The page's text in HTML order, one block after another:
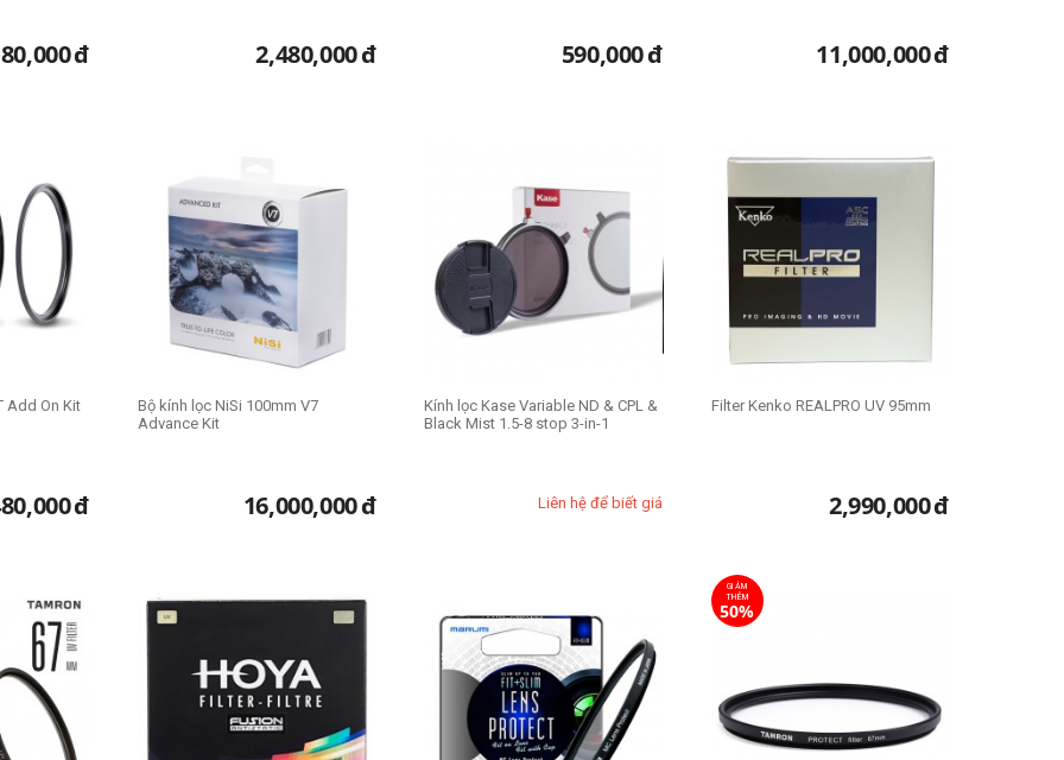
đ 2,480,000đ 590,000đ 11,000,000đ
Add On Kit
đ
Bộ kính lọc NiSi 100mm V7
Advance Kit
16,000,000đ
Kính lọc Kase Variable ND & CPL &
Black Mist 1.5-8 stop 3-in-1
Liên hệ để biết giá
Filter Kenko REALPRO UV 95mm
2,990,000đ
GIẢM
THÊM
50%